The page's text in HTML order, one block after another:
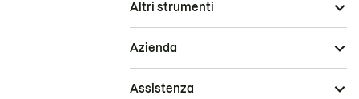
Altri strumenti
Azienda
Assistenza